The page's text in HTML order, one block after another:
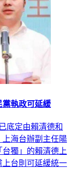
執政可延緩
底定由賴清德和
海台辦副主任陽
獨」的賴清德上
台則可延緩統一